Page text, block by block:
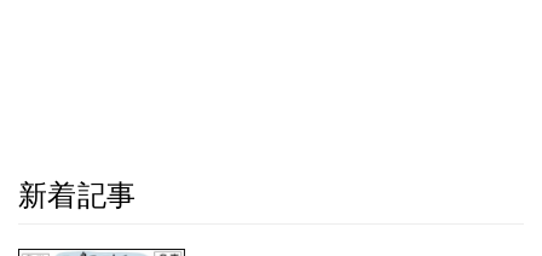
新着記事